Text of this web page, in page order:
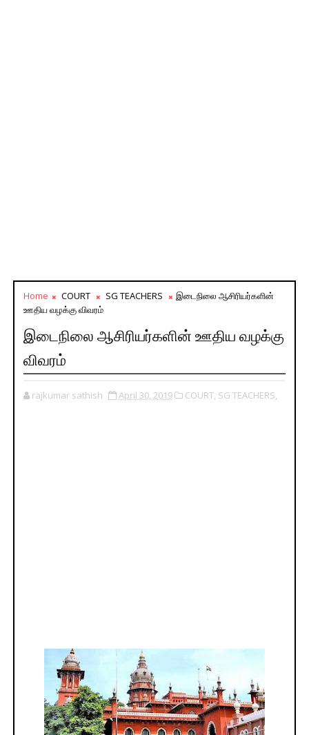
Home COURT SG TEACHERS
இடைநிலை ஆசிரியர்களின்
ஊதிய வழக்கு விவரம்
இடைநிலை ஆசிரியர்களின் ஊதிய வழக்கு
விவரம்
rajkumar sathish April 30, 2019 COURT, SG TEACHERS,